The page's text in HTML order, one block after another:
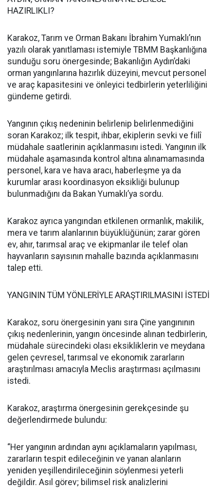
HAZIRLIKLI?
Karakoz, Tarım ve Orman Bakanı İbrahim Yumaklı’nın
yazılı olarak yanıtlaması istemiyle TBMM Başkanlığına
sunduğu soru önergesinde; Bakanlığın Aydın’daki
orman yangınlarına hazırlık düzeyini, mevcut personel
ve araç kapasitesini ve önleyici tedbirlerin yeterliliğini
gündeme getirdi.
Yangının çıkış nedeninin belirlenip belirlenmediğini
soran Karakoz; ilk tespit, ihbar, ekiplerin sevki ve fiilî
müdahale saatlerinin açıklanmasını istedi. Yangının ilk
müdahale aşamasında kontrol altına alınamamasında
personel, kara ve hava aracı, haberleşme ya da
kurumlar arası koordinasyon eksikliği bulunup
bulunmadığını da Bakan Yumaklı’ya sordu.
Karakoz ayrıca yangından etkilenen ormanlık, makilik,
mera ve tarım alanlarının büyüklüğünün; zarar gören
ev, ahır, tarımsal araç ve ekipmanlar ile telef olan
hayvanların sayısının mahalle bazında açıklanmasını
talep etti.
YANGININ TÜM YÖNLERİYLE ARAŞTIRILMASINI İSTEDİ
Karakoz, soru önergesinin yanı sıra Çine yangınının
çıkış nedenlerinin, yangın öncesinde alınan tedbirlerin,
müdahale sürecindeki olası eksikliklerin ve meydana
gelen çevresel, tarımsal ve ekonomik zararların
araştırılması amacıyla Meclis araştırması açılmasını
istedi.
Karakoz, araştırma önergesinin gerekçesinde şu
değerlendirmede bulundu:
“Her yangının ardından aynı açıklamaların yapılması,
zararların tespit edileceğinin ve yanan alanların
yeniden yeşillendirileceğinin söylenmesi yeterli
değildir. Asıl görev; bilimsel risk analizlerini